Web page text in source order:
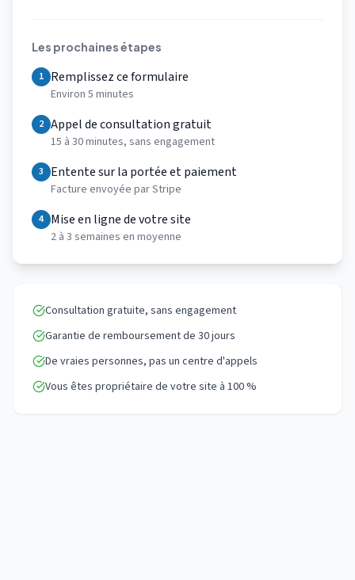
Les prochaines étapes
1 Remplissez ce formulaire
Environ 5 minutes
2 Appel de consultation gratuit
15 à 30 minutes, sans engagement
3 Entente sur la portée et paiement
Facture envoyée par Stripe
4 Mise en ligne de votre site
2 à 3 semaines en moyenne
Consultation gratuite, sans engagement
Garantie de remboursement de 30 jours
De vraies personnes, pas un centre d'appels
Vous êtes propriétaire de votre site à 100 %